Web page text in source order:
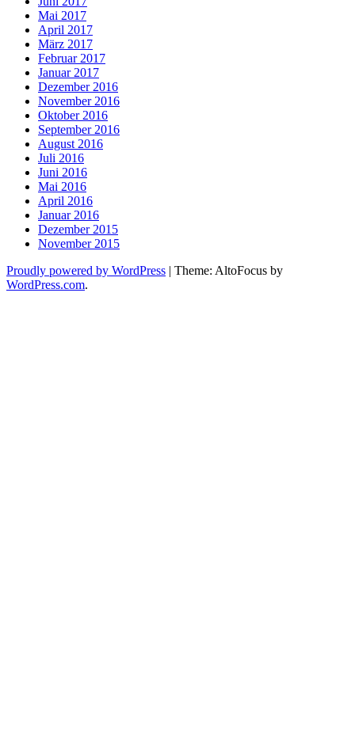
Mai 2017
April 2017
März 2017
Februar 2017
Januar 2017
Dezember 2016
November 2016
Oktober 2016
September 2016
August 2016
Juli 2016
Juni 2016
Mai 2016
April 2016
Januar 2016
Dezember 2015
November 2015
Proudly powered by WordPress | Theme: AltoFocus by
WordPress.com.